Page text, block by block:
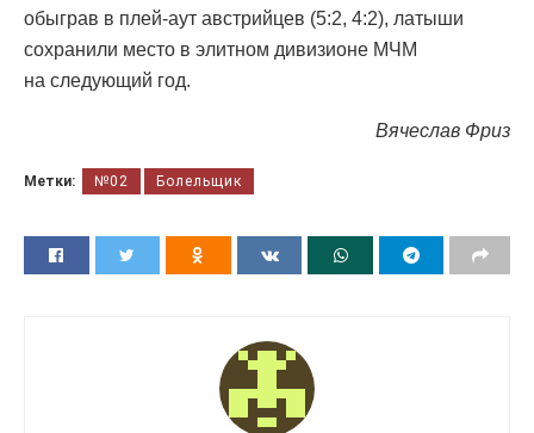
обыграв в плей-аут австрийцев (5:2, 4:2), латыши
сохранили место в элитном дивизионе МЧМ
на следующий год.
Вячеслав Фриз
Метки: №02 Болельщик